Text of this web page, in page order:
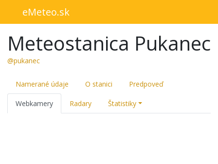
eMeteo.sk
Meteostanica Pukanec
@pukanec
Namerané údaje O stanici Predpoveď
Webkamery Radary Štatistiky